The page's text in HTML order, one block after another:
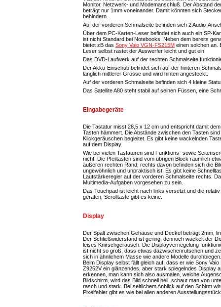
Monitor, Netzwerk- und Modemanschluß. Der Abstand
beträgt nur 1mm voneinander. Damit könnten sich
behindern.
Auf der vorderen Schmalseite befinden sich 2 Audio-
Über dem PC-Karten-Leser befindet sich auch ein SP-
ist nicht Standard bei Notebooks. Neben dem bereits
bietet zB das Sony Vaio VGN-FS215M einen solchen an.
Leser selbst rastet der Auswerfer leicht und gut ein.
Das DVD-Laufwerk auf der rechten Schmalseite
Der Akku-Einschub befindet sich auf der hinteren
länglich mittlerer Grösse und wird hinten angesteckt.
Auf der vorderen Schmalseite befinden sich 4 kleine
Das Satellite A80 steht stabil auf seinen Füssen, eine
Eingabegeräte
Die Tastatur misst 28,5 x 12 cm und entspricht damit
Tasten hämmert. Die Abstände zwischen den Tasten
Klickgeräuschen begleitet. Es gibt keine wackelnden
auf dem Display.
Wie bei vielen Tastaturen sind Funktions- sowie
nicht. Die Pfeiltasten sind vom übrigen Block räumlich
äußeren rechten Rand, rechts davon befinden sich die
ungewöhnlich und unpraktisch ist. Es gibt keine
Lautstärkeregler auf der vorderen Schmalseite rechts.
Multimedia-Aufgaben vorgesehen zu sein.
Das Touchpad ist leicht nach links versetzt und die
geraten, Scrolltaste gibt es keine.
Display
Der Spalt zwischen Gehäuse und Deckel beträgt 2mm,
Der Schließwiderstand ist gering, dennoch wackelt der
leises Knirschgeräusch. Die Displayverriegelung
ist nicht so groß, dass etwas dazwischenrutschen und
sich in ähnlichem Masse wie andere Modelle durchbiegen.
Beim Display selbst fällt gleich auf, dass er wie Sony
Z9252V ein glänzendes, aber stark spiegelndes Display
erkennen, man kann sich also ausmalen, welche
Bildschirm, wird das Bild schnell hell, schaut man von
rasch und stark. Bei seitlichem Anblick auf den Schirm
Pixelfehler gibt es wie bei allen anderen